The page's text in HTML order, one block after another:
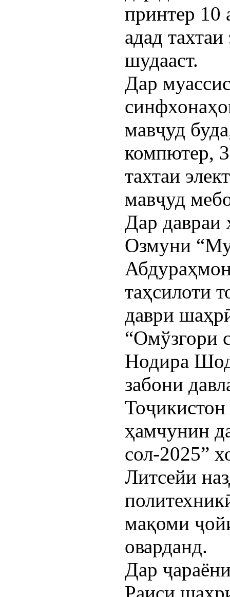
принтер 10
адад
шудааст.
Дар
мавҷуд
компютер,
тахтаи
мавҷуд
Дар давраи
Озмуни
таҳсилоти
даври
“Омўзгори
Нодира
забони
ҳамчунин
сол-2025”
Литсейи
мақоми
оварданд.
Дар
Раиси